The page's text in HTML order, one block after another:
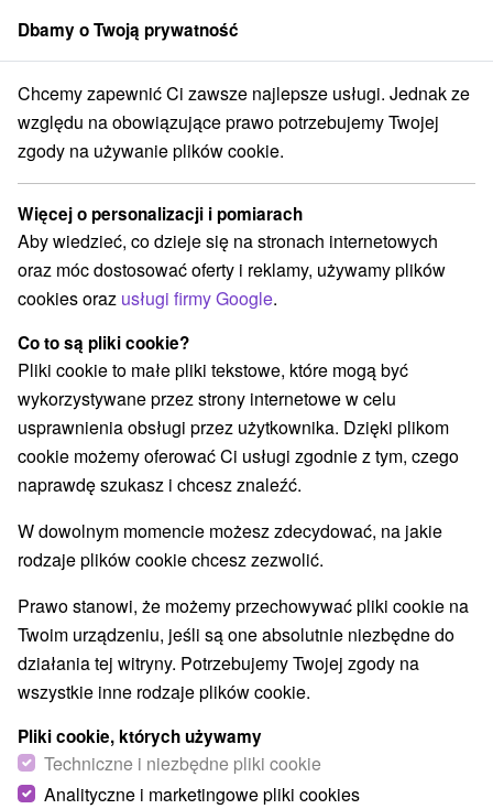
członek grupySorger
Niezapomniany jesienny pobyt z obiadokolacją i wellness w
Niezapomniany jesienny pobyt z
obiadokolacją i wellness w
objęciach Tatr Wysokich
Oferta wygasła! Wybierz poniżej z aktualnych ofert.
Family Resort Lučivná Lučivná
Przejdź do lokalizacji
9,0 doskonały·25 recenzji
Dbamy o Twoją prywatność
Chcemy zapewnić Ci zawsze najlepsze usługi. Jednak ze
względu na obowiązujące prawo potrzebujemy Twojej
zgody na używanie plików cookie.
Więcej o personalizacji i pomiarach
Aby wiedzieć, co dzieje się na stronach internetowych
oraz móc dostosować oferty i reklamy, używamy plików
cookies oraz usługi firmy Google.
Co to są pliki cookie?
Pliki cookie to małe pliki tekstowe, które mogą być
wykorzystywane przez strony internetowe w celu
usprawnienia obsługi przez użytkownika. Dzięki plikom
cookie możemy oferować Ci usługi zgodnie z tym, czego
naprawdę szukasz i chcesz znaleźć.
W dowolnym momencie możesz zdecydować, na jakie
rodzaje plików cookie chcesz zezwolić.
Prawo stanowi, że możemy przechowywać pliki cookie na
Twoim urządzeniu, jeśli są one absolutnie niezbędne do
działania tej witryny. Potrzebujemy Twojej zgody na
wszystkie inne rodzaje plików cookie.
Pliki cookie, których używamy
Techniczne i niezbędne pliki cookie
Analityczne i marketingowe pliki cookies